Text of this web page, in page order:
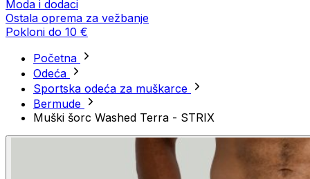
Moda i dodaci
Ostala oprema za vežbanje
Pokloni do 10 €
Početna
Odeća
Sportska odeća za muškarce
Bermude
Muški šorc Washed Terra - STRIX